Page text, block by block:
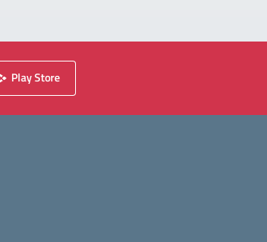
Play Store